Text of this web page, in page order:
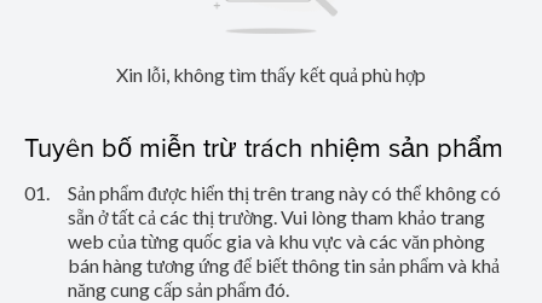
Xin lỗi, không tìm thấy kết quả phù hợp
Tuyên bố miễn trừ trách nhiệm sản phẩm
01.
Sản phẩm được hiển thị trên trang này có thể không có
sẵn ở tất cả các thị trường. Vui lòng tham khảo trang
web của từng quốc gia và khu vực và các văn phòng
bán hàng tương ứng để biết thông tin sản phẩm và khả
năng cung cấp sản phẩm đó.